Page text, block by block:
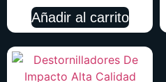
Añadir al carrito